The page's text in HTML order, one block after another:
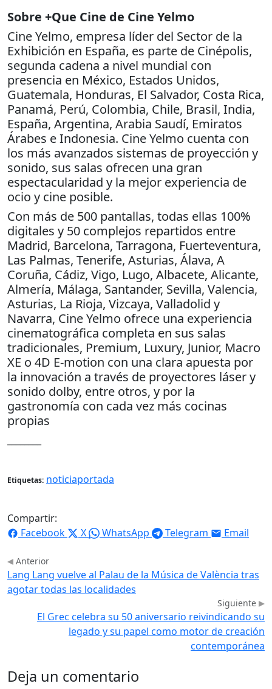
Sobre +Que Cine de Cine Yelmo
Cine Yelmo, empresa líder del Sector de la
Exhibición en España, es parte de Cinépolis,
segunda cadena a nivel mundial con
presencia en México, Estados Unidos,
Guatemala, Honduras, El Salvador, Costa Rica,
Panamá, Perú, Colombia, Chile, Brasil, India,
España, Argentina, Arabia Saudí, Emiratos
Árabes e Indonesia. Cine Yelmo cuenta con
los más avanzados sistemas de proyección y
sonido, sus salas ofrecen una gran
espectacularidad y la mejor experiencia de
ocio y cine posible.
Con más de 500 pantallas, todas ellas 100%
digitales y 50 complejos repartidos entre
Madrid, Barcelona, Tarragona, Fuerteventura,
Las Palmas, Tenerife, Asturias, Álava, A
Coruña, Cádiz, Vigo, Lugo, Albacete, Alicante,
Almería, Málaga, Santander, Sevilla, Valencia,
Asturias, La Rioja, Vizcaya, Valladolid y
Navarra, Cine Yelmo ofrece una experiencia
cinematográfica completa en sus salas
tradicionales, Premium, Luxury, Junior, Macro
XE o 4D E-motion con una clara apuesta por
la innovación a través de proyectores láser y
sonido dolby, entre otros, y por la
gastronomía con cada vez más cocinas
propias
Etiquetas: noticiaportada
Compartir:
Facebook
X WhatsApp Telegram Email
Anterior
Lang Lang vuelve al Palau de la Música de València tras
agotar todas las localidades
Siguiente
El Grec celebra su 50 aniversario reivindicando su
legado y su papel como motor de creación
contemporánea
Deja un comentario